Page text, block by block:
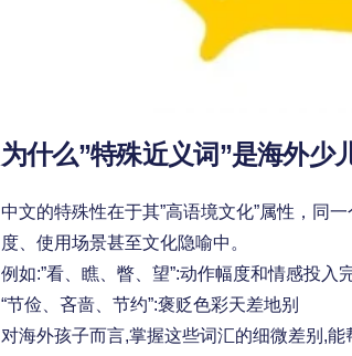
为什么”特殊近义词”是海外少
中文的特殊性在于其”高语境文化”属性，同
度、使用场景甚至文化隐喻中。
例如:”看、瞧、瞥、望”:动作幅度和情感投入
“节俭、吝啬、节约”:褒贬色彩天差地别
对海外孩子而言,掌握这些词汇的细微差别,